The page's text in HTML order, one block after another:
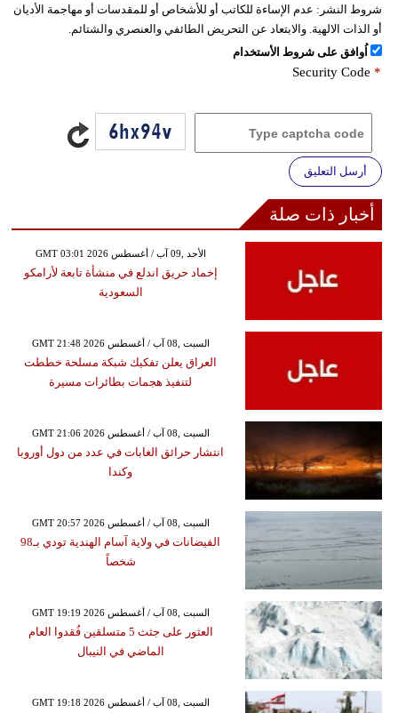
شروط النشر: عدم الإساءة للكاتب أو للأشخاص أو للمقدسات أو مهاجمة الأديان
أو الذات الالهية. والابتعاد عن التحريض الطائفي والعنصري والشتائم.
اُوافق على شروط الأستخدام
Security Code *
أرسل التعليق
أخبار ذات صلة
GMT 03:01 2026 الأحد ,09 آب / أغسطس
إخماد حريق اندلع في منشأة تابعة لأرامكو
السعودية
GMT 21:48 2026 السبت ,08 آب / أغسطس
العراق يعلن تفكيك شبكة مسلحة خططت
لتنفيذ هجمات بطائرات مسيرة
GMT 21:06 2026 السبت ,08 آب / أغسطس
انتشار حرائق الغابات في عدد من دول أوروبا
وكندا
GMT 20:57 2026 السبت ,08 آب / أغسطس
الفيضانات في ولاية آسام الهندية تودي بـ98
شخصاً
GMT 19:19 2026 السبت ,08 آب / أغسطس
العثور على جثث 5 متسلقين فُقدوا العام
الماضي في النيبال
GMT 19:18 2026 السبت ,08 آب / أغسطس